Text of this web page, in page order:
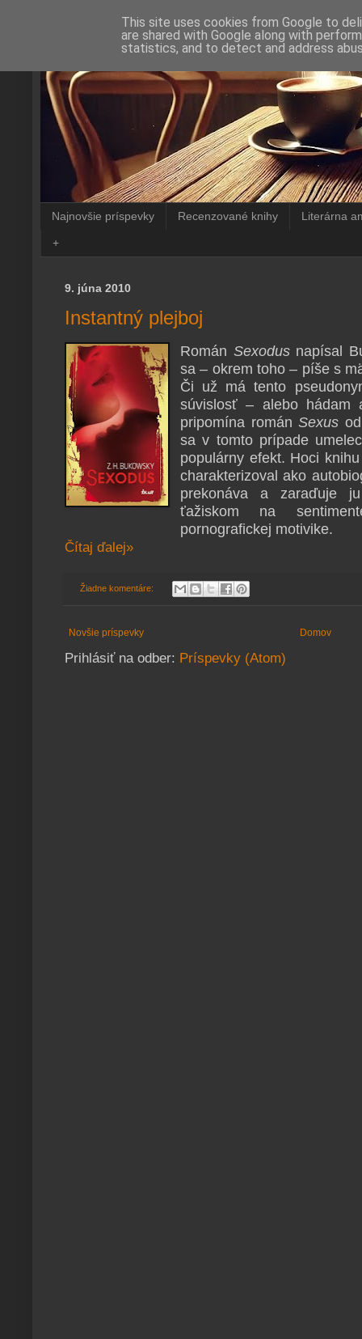
Najnovšie príspevky Recenzované knihy Literárna
+
9. júna 2010
Instantný plejboj
Román Sexodusnapísal
sa – okrem toho – píše s
Či už má tento
súvislosť – alebo hádam
pripomína románSexus
sa v tomto prípade
populárny efekt. Hoci
charakterizoval ako
prekonáva a zaraďuje
ťažiskom na
pornografickej motivike.
Čítaj ďalej»
Žiadne komentáre:
Novšie príspevky Domov
Prihlásiť na odber: Príspevky (Atom)
This site uses cookies from Google to
are shared with Google along with
statistics, and to detect and address